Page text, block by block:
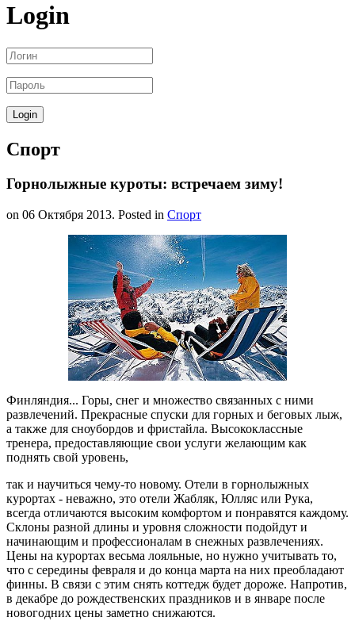
Login
Спорт
Горнолыжные куроты: встречаем зиму!
on 06 Октября 2013. Posted in Спорт
Финляндия... Горы, снег и множество связанных с ними
развлечений. Прекрасные спуски для горных и беговых лыж,
а также для сноубордов и фристайла. Высококлассные
тренера, предоставляющие свои услуги желающим как
поднять свой уровень,
так и научиться чему-то новому. Отели в горнолыжных
курортах - неважно, это отели Жабляк, Юлляс или Рука,
всегда отличаются высоким комфортом и понравятся каждому.
Склоны разной длины и уровня сложности подойдут и
начинающим и профессионалам в снежных развлечениях.
Цены на курортах весьма лояльные, но нужно учитывать то,
что с середины февраля и до конца марта на них преобладают
финны. В связи с этим снять коттедж будет дороже. Напротив,
в декабре до рождественских праздников и в январе после
новогодних цены заметно снижаются.